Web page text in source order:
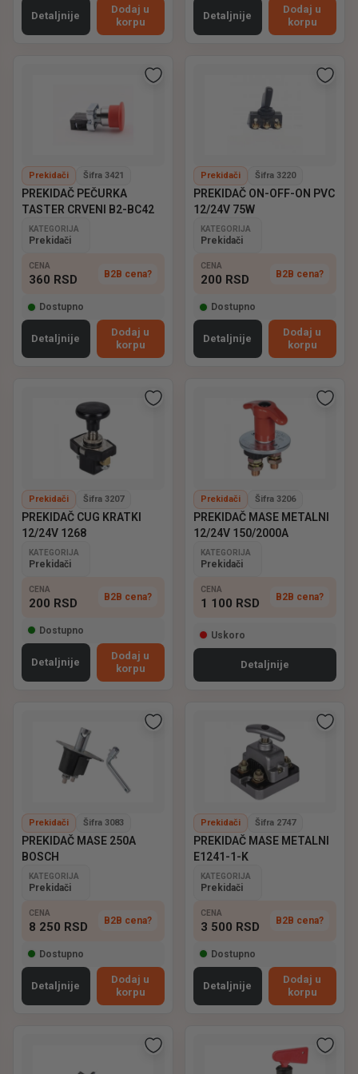
Detaljnije
Dodaj u
korpu
Detaljnije
Dodaj u
korpu
Prekidači Šifra 3421
PREKIDAČ PEČURKA
TASTER CRVENI B2-BC42
KATEGORIJA
Prekidači
CENA
360 RSD B2B cena?
Dostupno
Detaljnije
Dodaj u
korpu
Prekidači Šifra 3220
PREKIDAČ ON-OFF-ON PVC
12/24V 75W
KATEGORIJA
Prekidači
CENA
200 RSD B2B cena?
Dostupno
Detaljnije
Dodaj u
korpu
Prekidači Šifra 3207
PREKIDAČ CUG KRATKI
12/24V 1268
KATEGORIJA
Prekidači
CENA
200 RSD B2B cena?
Dostupno
Detaljnije
Dodaj u
korpu
Prekidači Šifra 3206
PREKIDAČ MASE METALNI
12/24V 150/2000A
KATEGORIJA
Prekidači
CENA
1 100 RSD B2B cena?
Uskoro
Detaljnije
Prekidači Šifra 3083
PREKIDAČ MASE 250A
BOSCH
KATEGORIJA
Prekidači
CENA
8 250 RSD B2B cena?
Dostupno
Detaljnije
Dodaj u
korpu
Prekidači Šifra 2747
PREKIDAČ MASE METALNI
E1241-1-K
KATEGORIJA
Prekidači
CENA
3 500 RSD B2B cena?
Dostupno
Detaljnije
Dodaj u
korpu